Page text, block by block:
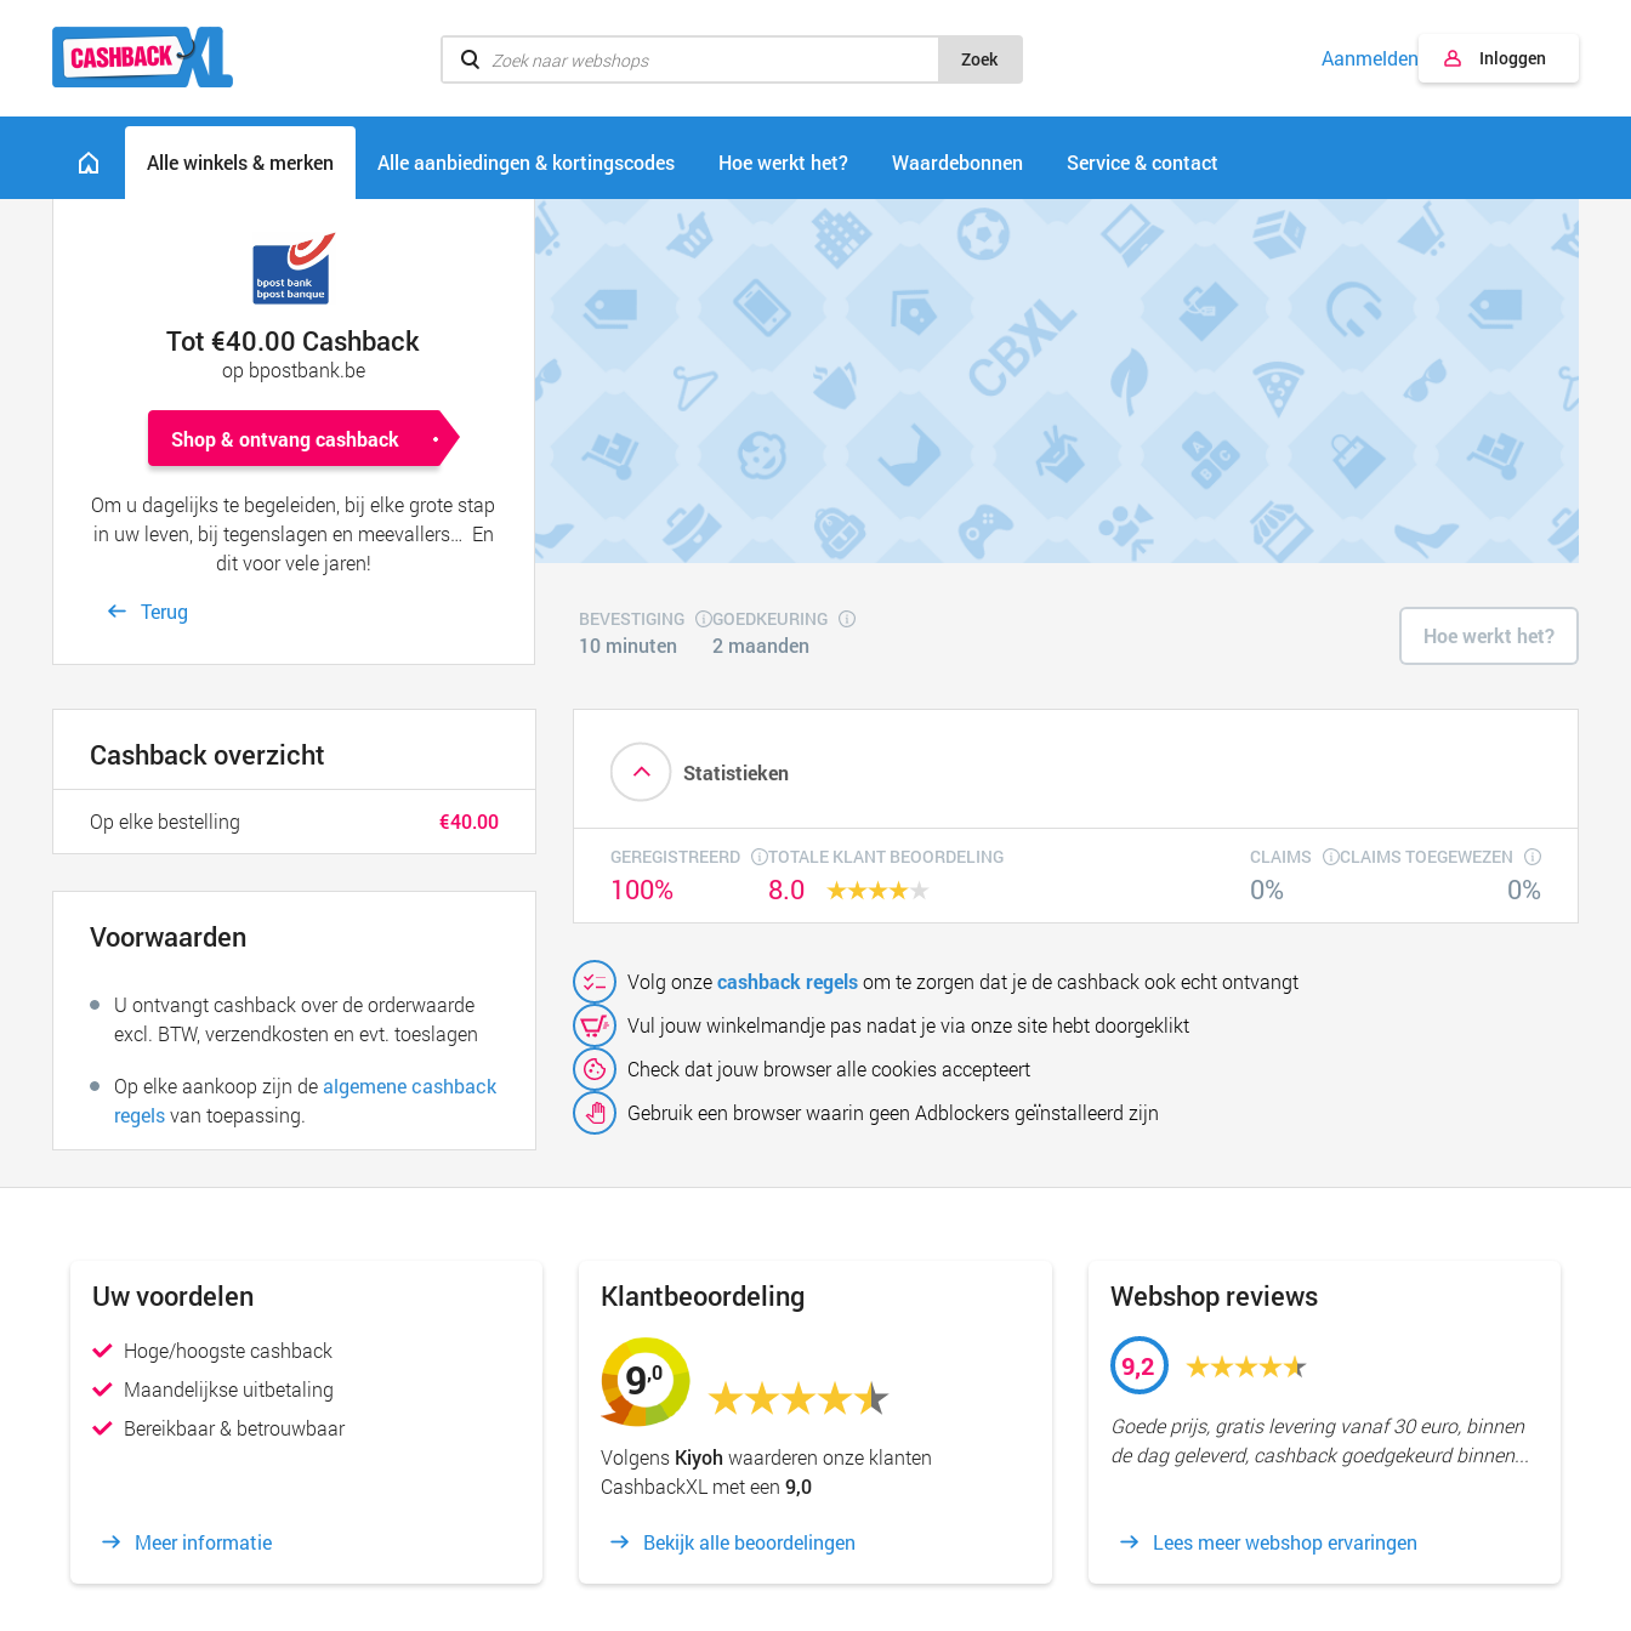
Zoek Aanmelden Inloggen
Alle winkels & merken Alle aanbiedingen & kortingscodes Hoe werkt het? Waardebonnen Service & contact
Tot €40.00 Cashback
op bpostbank.be
Shop & ontvang cashback
Om u dagelijks te begeleiden, bij elke grote stap
in uw leven, bij tegenslagen en meevallers… En
dit voor vele jaren!
Terug
BEVESTIGING
10 minuten
GOEDKEURING
2 maanden Hoe werkt het?
Statistieken
GEREGISTREERD
100%
TOTALE KLANT BEOORDELING
8.0
CLAIMS
0%
CLAIMS TOEGEWEZEN
0%
Volg onzecashback regelsom te zorgen dat je de cashback ook echt ontvangt
Vul jouw winkelmandje pas nadat je via onze site hebt doorgeklikt
Check dat jouw browser alle cookies accepteert
Gebruik een browser waarin geen Adblockers geïnstalleerd zijn
Cashback overzicht
€40.00
Op elke bestelling
Voorwaarden
U ontvangt cashback over de orderwaarde
excl. BTW, verzendkosten en evt. toeslagen
Op elke aankoop zijn dealgemene cashback
regelsvan toepassing.
Uw voordelen
Hoge/hoogste cashback
Maandelijkse uitbetaling
Bereikbaar & betrouwbaar
Meer informatie
Klantbeoordeling
9,0
Volgens Kiyoh waarderen onze klanten
CashbackXL met een9,0
Bekijk alle beoordelingen
Webshop reviews
9,2
Goede prijs, gratis levering vanaf 30 euro, binnen
de dag geleverd, cashback goedgekeurd binnen...
Lees meer webshop ervaringen